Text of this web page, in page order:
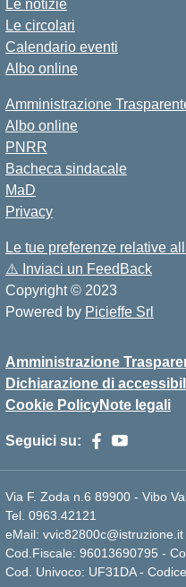
Le notizie
Le circolari
Calendario eventi
Albo online
Amministrazione
Albo online
PNRR
Bacheca sindacale
MaD
Privacy
Le tue preferenze relative
⚠️ Inviaci un FeedBack
Copyright © 2023
Powered by Picieffe Srl
Amministrazione
Dichiarazione di
Cookie PolicyNote legali
Seguici su:
Via F. Zoda n.6 89900 - Vibo
Tel. 0963.42121
eMail:
Cod.Fiscale: 96013690795 -
Cod. Univoco: UF31DA -